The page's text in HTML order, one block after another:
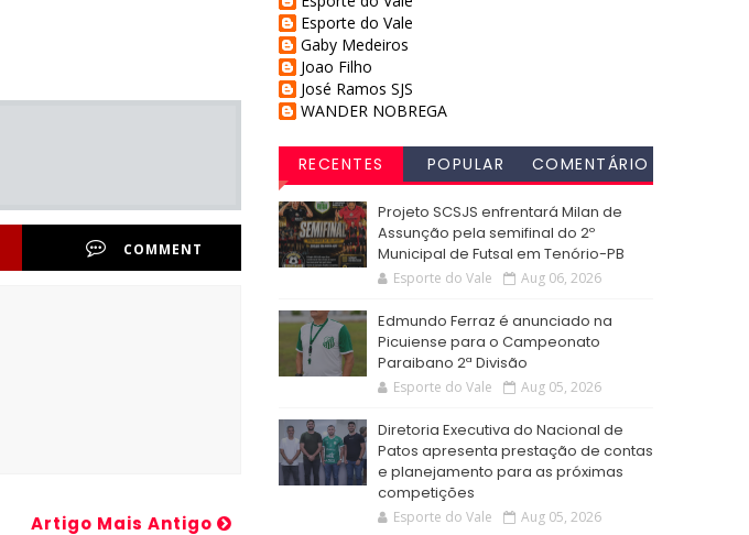
COMMENT
Artigo Mais Antigo
Esporte do Vale
Gaby Medeiros
Joao Filho
José Ramos SJS
WANDER NOBREGA
RECENTES POPULAR
COMENTÁRIO
Projeto SCSJS enfrentará Milan de
Assunção pela semifinal do 2º
Municipal de Futsal em Tenório-PB
Esporte do Vale Aug 06, 2026
Edmundo Ferraz é anunciado na
Picuiense para o Campeonato
Paraibano 2ª Divisão
Esporte do Vale Aug 05, 2026
Diretoria Executiva do Nacional de
Patos apresenta prestação de contas
e planejamento para as próximas
competições
Esporte do Vale Aug 05, 2026